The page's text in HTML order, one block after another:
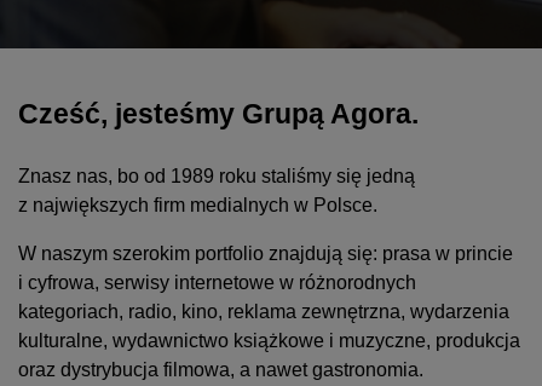
Cześć, jesteśmy Grupą Agora.
Znasz nas, bo od 1989 roku staliśmy się jedną
z największych firm medialnych w Polsce.
W naszym szerokim portfolio znajdują się: prasa w princie
i cyfrowa, serwisy internetowe w różnorodnych
kategoriach, radio, kino, reklama zewnętrzna, wydarzenia
kulturalne, wydawnictwo książkowe i muzyczne, produkcja
oraz dystrybucja filmowa, a nawet gastronomia.